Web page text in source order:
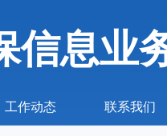
信息业
工作动态 联系我们